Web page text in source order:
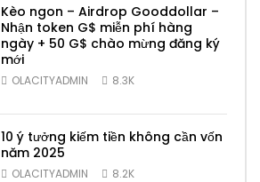
Kèo ngon – Airdrop Gooddollar –
Nhận token G$ miễn phí hàng
ngày + 50 G$ chào mừng đăng ký
mới
OLACITYADMIN 8.3K
10 ý tưởng kiếm tiền không cần vốn
năm 2025
OLACITYADMIN 8.2K